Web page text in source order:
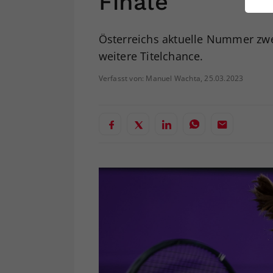
Österreichs aktuelle Nummer
weitere Titelchance.
Verfasst von: Manuel Wachta, 25.03.2023